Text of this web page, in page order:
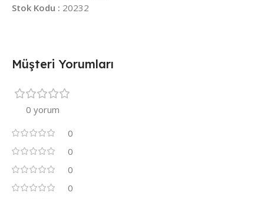
Stok Kodu : 20232
Müşteri Yorumları
0 yorum
0
0
0
0